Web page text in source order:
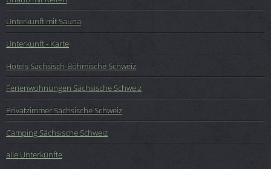
Unterkunft mit Sauna
Unterkunft - Karte
Hotels Sächsisch-Böhmische Schweiz
Ferienwohnungen Sächsische Schweiz
Privatzimmer Sächsische Schweiz
Camping Sächsische Schweiz
alle Unterkünfte